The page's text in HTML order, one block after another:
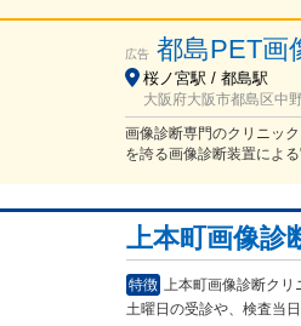
広告 都島PET画
桜ノ宮駅 / 都島駅
大阪府大阪市都島区中
画像診断専門のクリニッ
を誇る画像診断装置によ
上本町画像診
特徴 上本町画像診断クリ
土曜日の受診や、検査当